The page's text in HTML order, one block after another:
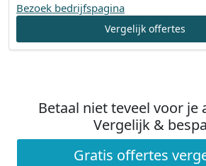
Bezoek bedrijfspagina
Vergelijk offertes
Betaal niet teveel voor je
Vergelijk &
Gratis offertes